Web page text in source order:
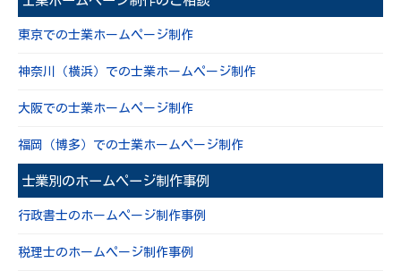
東京での士業ホームページ制作
神奈川（横浜）での士業ホームページ制作
大阪での士業ホームページ制作
福岡（博多）での士業ホームページ制作
士業別のホームページ制作事例
行政書士のホームページ制作事例
税理士のホームページ制作事例